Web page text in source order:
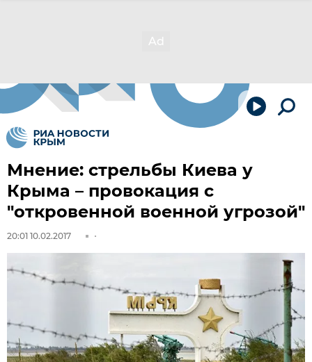
Мнение: стрельбы Киева у
Крыма – провокация с
"откровенной военной угрозой"
20:01 10.02.2017